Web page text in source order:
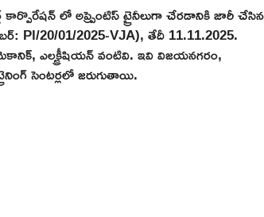
కార్పొరేషన్ లో అప్ప్రెంటిస్ ట్రైనీలుగా చేరడానికి జారీ చేసిన
20/01/2025-VJA), తేదీ 11.11.2025.
ఎలక్ట్రీషియన్ వంటివి. ఇవి విజయనగరం,
సెంటర్లలో జరుగుతాయి.